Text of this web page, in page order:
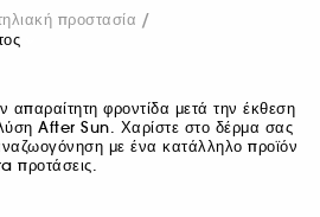
προστασία
φροντίδα μετά την έκθεση
After Sun. Χαρίστε στο δέρμα σας
με ένα κατάλληλο προϊόν
προτάσεις.